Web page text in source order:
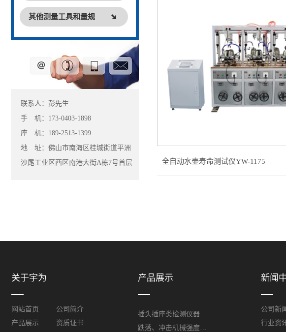
其他测量工具和量规
联系人：彭先生
手 机：173-0403-1898
座 机：189-2513-1399
地 址：佛山市南海区桂城街道平洲
沙尾工业区西区南港大街A栋7号首层
全自动水壶寿命测试仪YW-1175
关于宇为
网站首页
产品展示
公司简介
资质证书
产品展示
插头插座类检测仪器
跌落、冲击机械强度类检测仪器
新闻
公司新
行业资